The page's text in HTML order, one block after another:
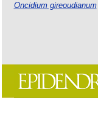
Oncidium gireoudianum